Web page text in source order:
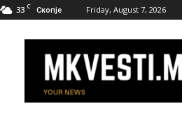
33 C Скопје Friday, August 7, 2026
Вести